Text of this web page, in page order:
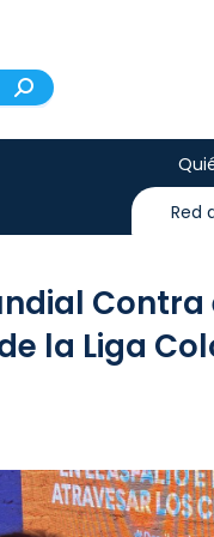
Red
la Liga